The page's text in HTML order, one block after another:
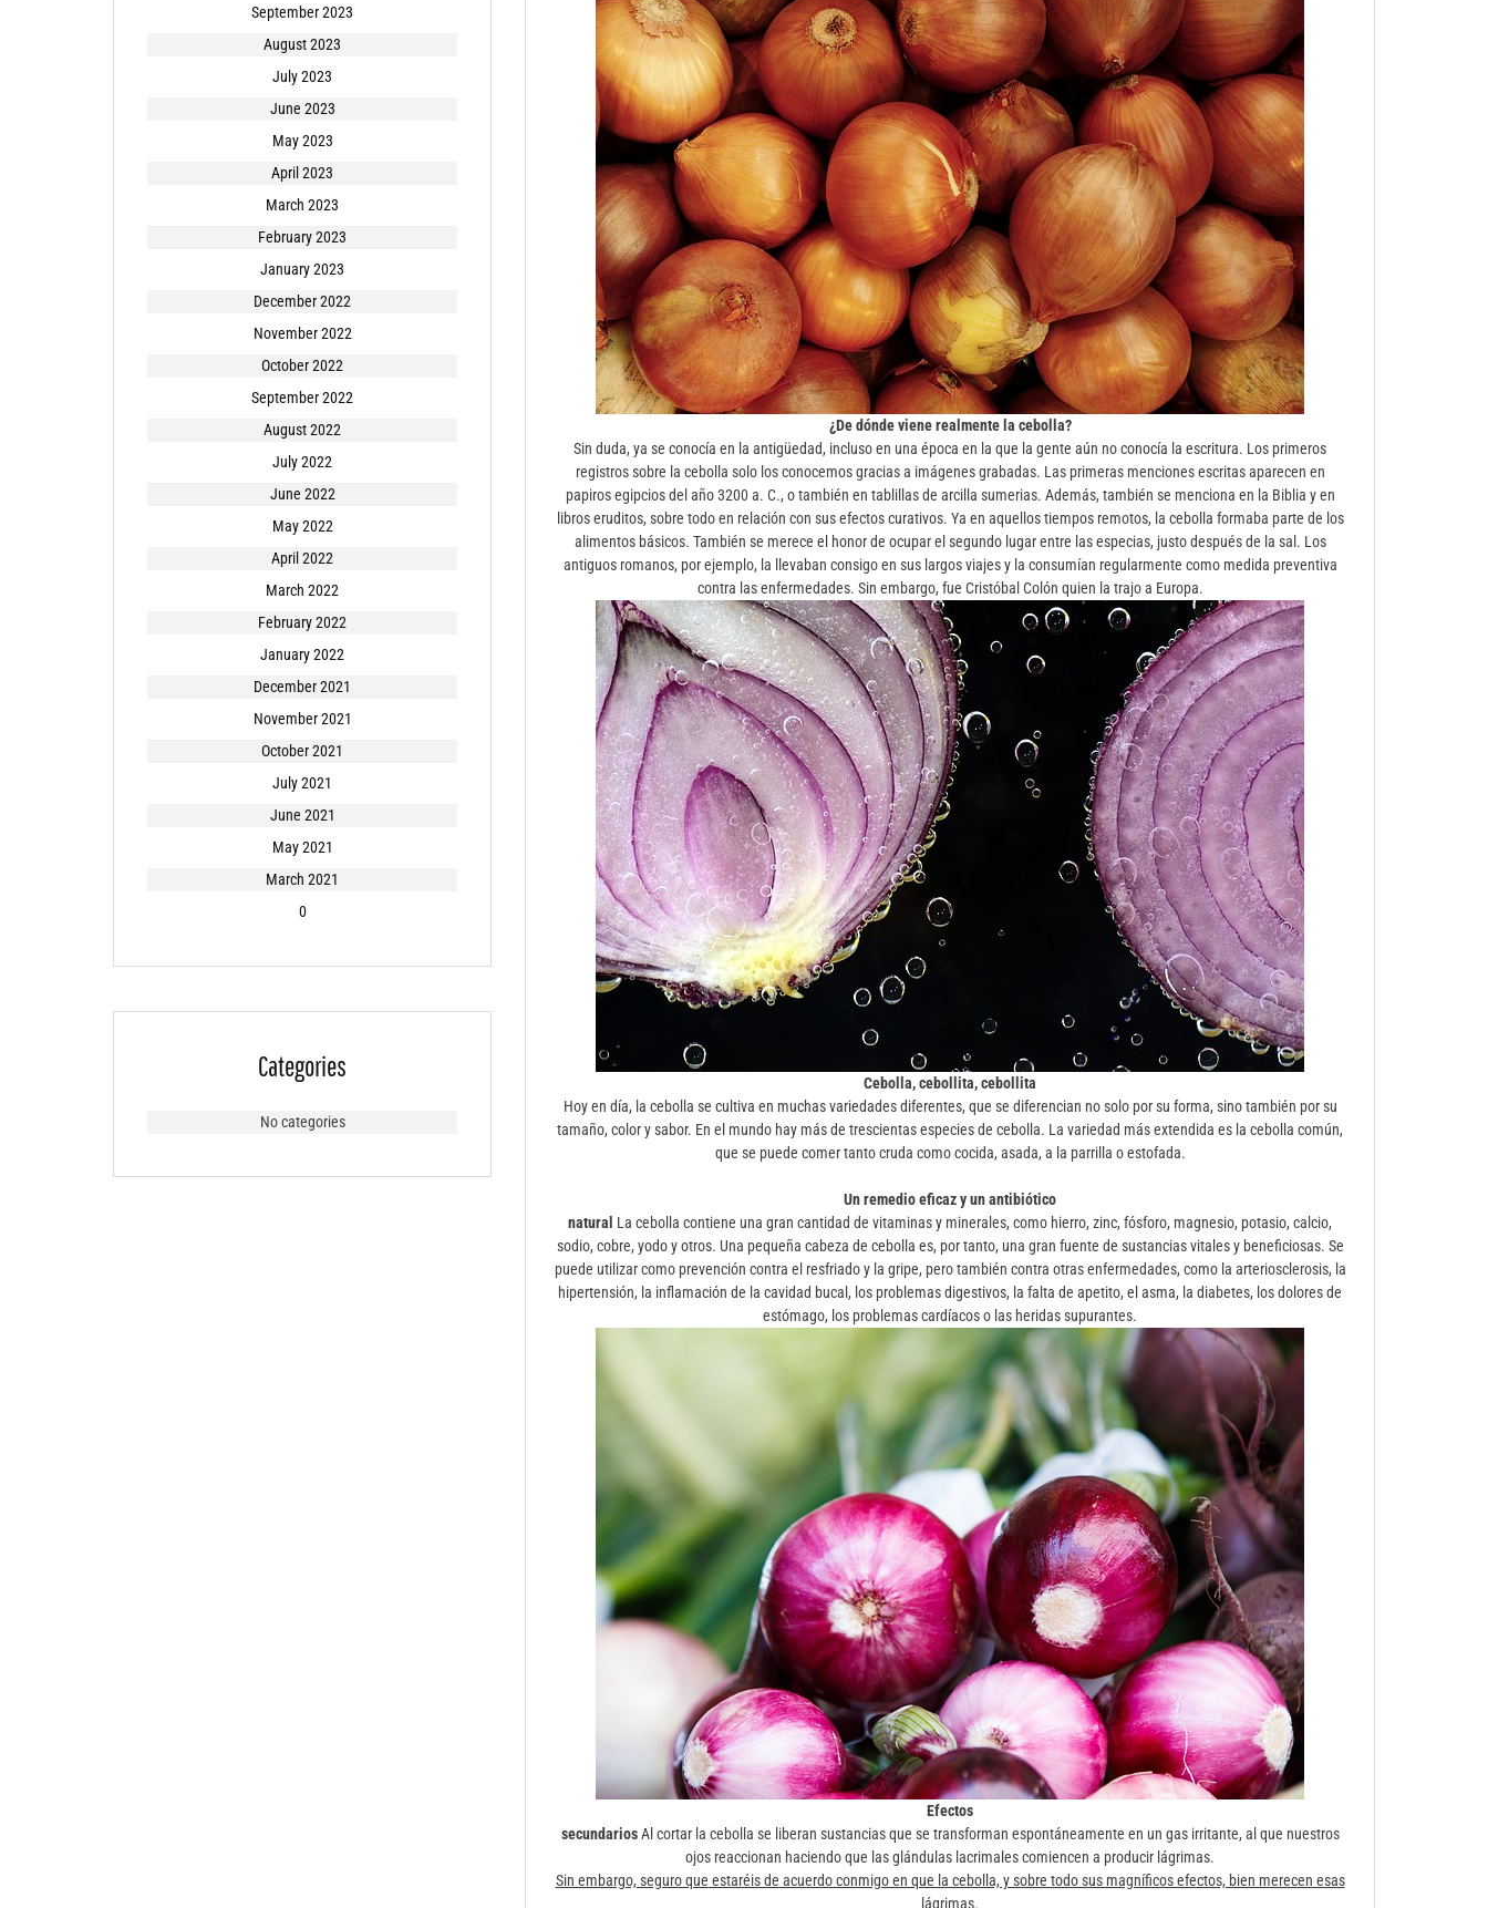
¿De dónde viene realmente la cebolla?
Sin duda, ya se conocía en la antigüedad, incluso en una época en la que la gente aún no conocía la escritura. Los primeros
registros sobre la cebolla solo los conocemos gracias a imágenes grabadas. Las primeras menciones escritas aparecen en
papiros egipcios del año 3200 a. C., o también en tablillas de arcilla sumerias. Además, también se menciona en la Biblia y en
libros eruditos, sobre todo en relación con sus efectos curativos. Ya en aquellos tiempos remotos, la cebolla formaba parte de los
alimentos básicos. También se merece el honor de ocupar el segundo lugar entre las especias, justo después de la sal. Los
antiguos romanos, por ejemplo, la llevaban consigo en sus largos viajes y la consumían regularmente como medida preventiva
contra las enfermedades. Sin embargo, fue Cristóbal Colón quien la trajo a Europa.
Cebolla, cebollita, cebollita
Hoy en día, la cebolla se cultiva en muchas variedades diferentes, que se diferencian no solo por su forma, sino también por su
tamaño, color y sabor. En el mundo hay más de trescientas especies de cebolla. La variedad más extendida es la cebolla común,
que se puede comer tanto cruda como cocida, asada, a la parrilla o estofada.
Un remedio eficaz y un antibiótico
natural La cebolla contiene una gran cantidad de vitaminas y minerales, como hierro, zinc, fósforo, magnesio, potasio, calcio,
sodio, cobre, yodo y otros. Una pequeña cabeza de cebolla es, por tanto, una gran fuente de sustancias vitales y beneficiosas. Se
puede utilizar como prevención contra el resfriado y la gripe, pero también contra otras enfermedades, como la arteriosclerosis, la
hipertensión, la inflamación de la cavidad bucal, los problemas digestivos, la falta de apetito, el asma, la diabetes, los dolores de
estómago, los problemas cardíacos o las heridas supurantes.
Efectos
secundariosAl cortar la cebolla se liberan sustancias que se transforman espontáneamente en un gas irritante, al que nuestros
ojos reaccionan haciendo que las glándulas lacrimales comiencen a producir lágrimas.
Sin embargo, seguro que estaréis de acuerdo conmigo en que la cebolla, y sobre todo sus magníficos efectos, bien merecen esas
lágrimas.
September 2023
August 2023
July 2023
June 2023
May 2023
April 2023
March 2023
February 2023
January 2023
December 2022
November 2022
October 2022
September 2022
August 2022
July 2022
June 2022
May 2022
April 2022
March 2022
February 2022
January 2022
December 2021
November 2021
October 2021
July 2021
June 2021
May 2021
March 2021
0
Categories
No categories